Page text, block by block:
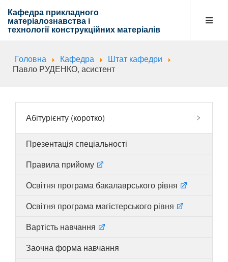
Кафедра прикладного
матеріалознавства і
технології конструкційних матеріалів
Кафедра
Абітурієнту
Навчальна діяльність
Напрямки діяльності
Головна Кафедра
Штат кафедри
Павло РУДЕНКО, асистент
Абітурієнту (коротко)
Презентація спеціальності
Правила прийому
Освітня програма бакалаврського рівня
Освітня програма магістерського рівня
Вартість навчання
Заочна форма навчання